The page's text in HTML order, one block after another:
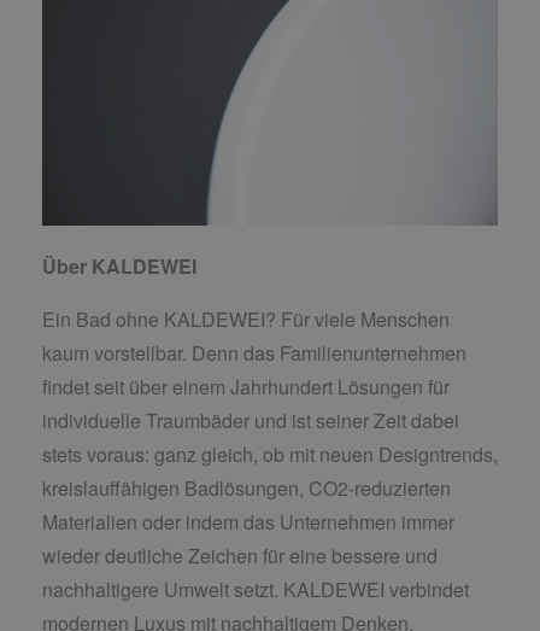
Über KALDEWEI
Ein Bad ohne KALDEWEI? Für viele Menschen
kaum vorstellbar. Denn das Familienunternehmen
findet seit über einem Jahrhundert Lösungen für
individuelle Traumbäder und ist seiner Zeit dabei
stets voraus: ganz gleich, ob mit neuen Designtrends,
kreislauffähigen Badlösungen, CO2-reduzierten
Materialien oder indem das Unternehmen immer
wieder deutliche Zeichen für eine bessere und
nachhaltigere Umwelt setzt. KALDEWEI verbindet
modernen Luxus mit nachhaltigem Denken,